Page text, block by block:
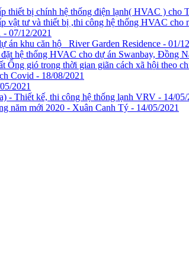
thiết bị chính hệ thống điện lạnh( HVAC ) cho
vật tư và thiết bị ,thi công hệ thống HVAC cho
07/12/2021
án khu căn hộ River Garden Residence - 01/
hệ thống HVAC cho dự án Swanbay, Đồng
Ống gió trong thời gian giãn cách xã hội theo
Covid - 18/08/2021
2021
- Thiết kế, thi công hệ thống lạnh VRV - 14/05/
năm mới 2020 - Xuân Canh Tý - 14/05/2021